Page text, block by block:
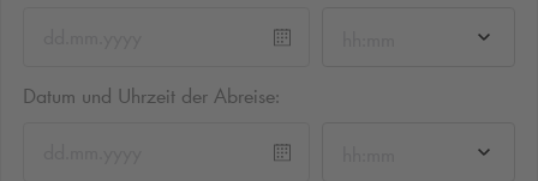
Datum und Uhrzeit der Abreise: